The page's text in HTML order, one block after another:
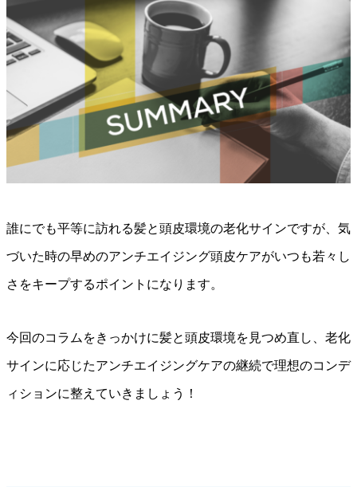
誰にでも平等に訪れる髪と頭皮環境の老化サインですが、気
づいた時の早めのアンチエイジング頭皮ケアがいつも若々し
さをキープするポイントになります。
今回のコラムをきっかけに髪と頭皮環境を見つめ直し、老化
サインに応じたアンチエイジングケアの継続で理想のコンデ
ィションに整えていきましょう！